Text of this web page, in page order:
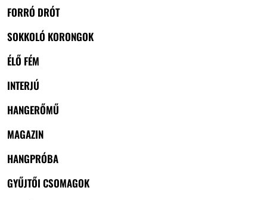
FORRÓ DRÓT
SOKKOLÓ KORONGOK
ÉLŐ FÉM
INTERJÚ
HANGERŐMŰ
MAGAZIN
HANGPRÓBA
GYŰJTŐI CSOMAGOK